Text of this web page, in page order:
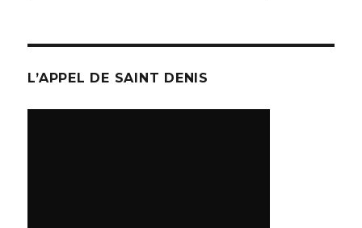
L’APPEL DE SAINT DENIS